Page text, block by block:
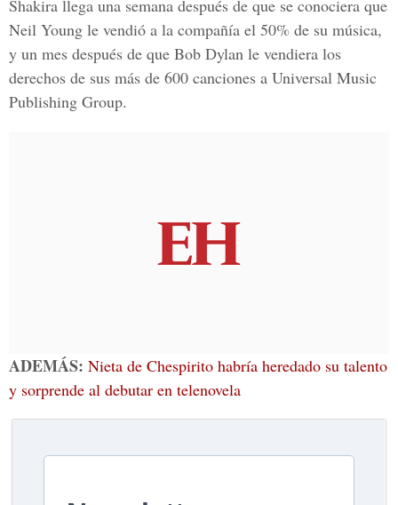
Shakira llega una semana después de que se conociera que
Neil Young le vendió a la compañía el 50% de su música,
y un mes después de que Bob Dylan le vendiera los
derechos de sus más de 600 canciones a Universal Music
Publishing Group.
ADEMÁS: Nieta de Chespirito habría heredado su talento
y sorprende al debutar en telenovela